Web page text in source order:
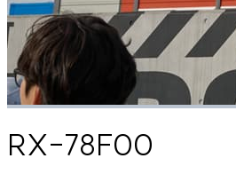
RX-78F00